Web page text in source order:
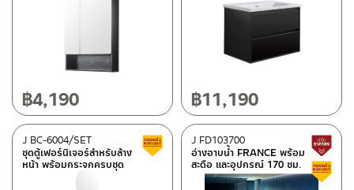
฿4,190 ฿11,190
ชุดตู้เฟอร์นิเจอร์สำหรับล้าง
หน้า พร้อมกระจกครบชุด
J BC-6004/SET Clearance sale
อ่างอาบน้ำ FRANCE พร้อม
สะดือ และอุปกรณ์ 170 ซม.
J FD103700